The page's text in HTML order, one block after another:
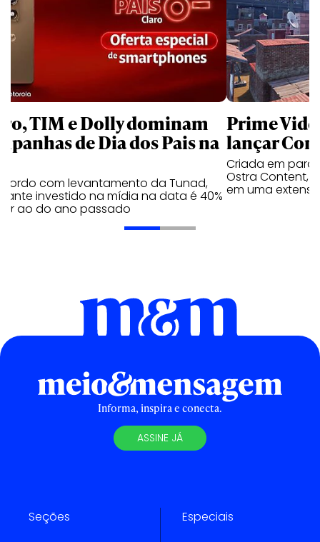
TIM e Dolly dominam
de Dia dos Pais na
com levantamento da Tunad,
investido na mídia na data é 40%
ao do ano passado
Prime
lançar
Criada em
Ostra Content,
em uma
Informa, inspira e conecta.
ASSINE JÁ
Seções Especiais